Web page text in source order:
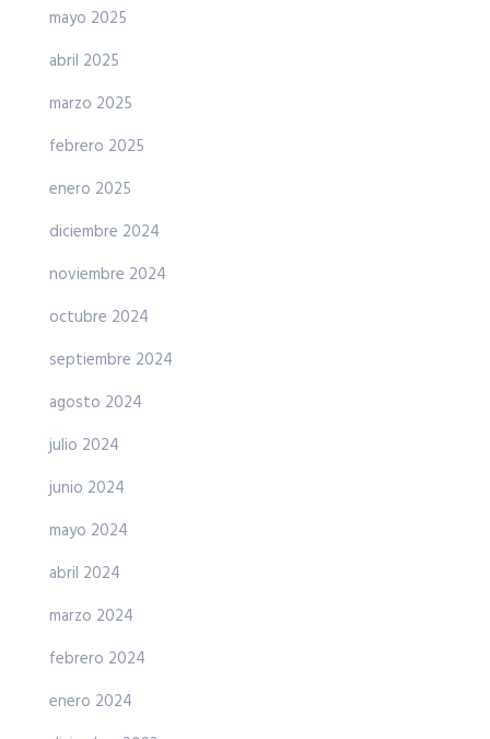
mayo 2025
abril 2025
marzo 2025
febrero 2025
enero 2025
diciembre 2024
noviembre 2024
octubre 2024
septiembre 2024
agosto 2024
julio 2024
junio 2024
mayo 2024
abril 2024
marzo 2024
febrero 2024
enero 2024